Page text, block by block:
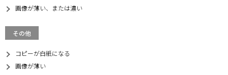
画像が薄い、または濃い
その他
コピーが白紙になる
画像が薄い